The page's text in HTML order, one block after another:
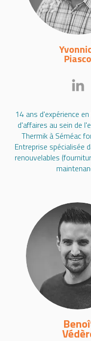
Piasco
14 ans d'expérience
d'affaires au sein de
Thermik à Séméac
Entreprise spécialisée
renouvelables